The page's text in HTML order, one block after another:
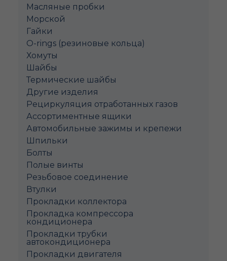
Масляные пробки
Морской
Гайки
O-rings (резиновые кольца)
Хомуты
Шайбы
Термические шайбы
Другие изделия
Рециркуляция отработанных газов
Ассортиментные ящики
Автомобильные зажимы и крепежи
Шпильки
Болты
Полые винты
Pезьбовое соединение
Втулки
Прокладки коллектора
Прокладка компрессора
кондиционера
Прокладки трубки
автокондиционера
Прокладки двигателя